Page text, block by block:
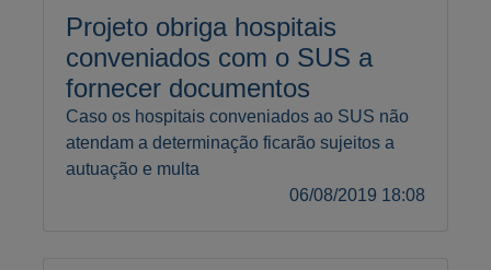
Projeto obriga hospitais
conveniados com o SUS a
fornecer documentos
Caso os hospitais conveniados ao SUS não
atendam a determinação ficarão sujeitos a
autuação e multa
06/08/2019 18:08